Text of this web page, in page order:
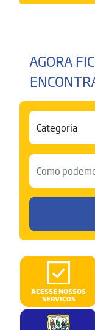
AGORA
ACESSE NOSSOS
SERVIÇOS